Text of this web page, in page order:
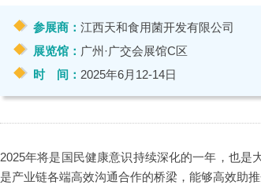
参展商： 江西天和食用菌开发有限公司
展览馆： 广州·广交会展馆C区
时 间： 2025年6月12-14日
2025年将是国民健康意识持续深化的一年，也是
是产业链各端高效沟通合作的桥梁，能够高效助